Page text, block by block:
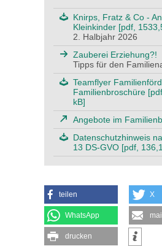
Knirps, Fratz & Co -
Kleinkinder [pdf,
2. Halbjahr 2026
Zauberei Erziehung?!
Tipps für den
Teamflyer
Familienbroschüre
kB]
Angebote im
Datenschutzhinweis
13 DS-GVO [pdf,
teilen X
WhatsApp mail
drucken